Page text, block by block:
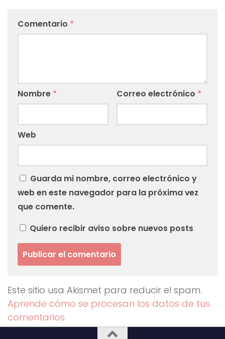
Comentario *
Nombre * Correo electrónico *
Web
Guarda mi nombre, correo electrónico y
web en este navegador para la próxima vez
que comente.
Quiero recibir aviso sobre nuevos posts
Este sitio usa Akismet para reducir el spam.
Aprende cómo se procesan los datos de tus
comentarios.